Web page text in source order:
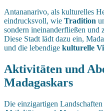
Antananarivo, als kulturelles
eindrucksvoll, wie Tradition
sondern ineinanderfließen und
Diese Stadt lädt dazu ein,
und die lebendige kulturelle
Aktivitäten und
Madagaskars
Die einzigartigen